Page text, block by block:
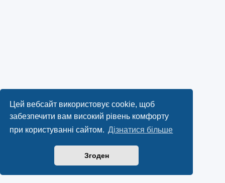
Цей вебсайт використовує cookie, щоб
забезпечити вам високий рівень комфорту
при користуванні сайтом. Дізнатися більше
Згоден